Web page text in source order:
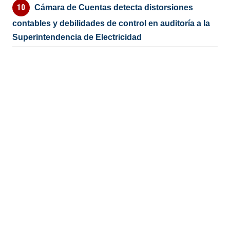
Cámara de Cuentas detecta distorsiones
contables y debilidades de control en auditoría a la
Superintendencia de Electricidad